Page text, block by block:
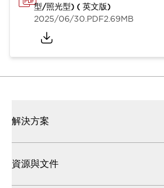
型/照光型) ( 英文版)
2025/06/30.PDF2.69MB
解決方案
資源與文件